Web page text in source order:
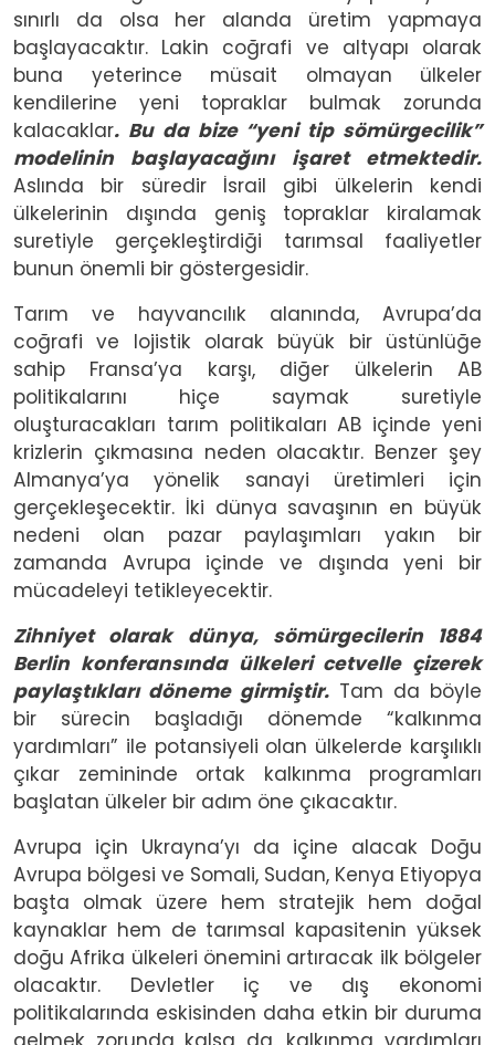
sınırlı da olsa her alanda üretim yapmaya
başlayacaktır. Lakin coğrafi ve altyapı olarak
buna yeterince müsait olmayan ülkeler
kendilerine yeni topraklar bulmak zorunda
kalacaklar. Bu da bize “yeni tip sömürgecilik”
modelinin başlayacağını işaret etmektedir.
Aslında bir süredir İsrail gibi ülkelerin kendi
ülkelerinin dışında geniş topraklar kiralamak
suretiyle gerçekleştirdiği tarımsal faaliyetler
bunun önemli bir göstergesidir.
Tarım ve hayvancılık alanında, Avrupa’da
coğrafi ve lojistik olarak büyük bir üstünlüğe
sahip Fransa’ya karşı, diğer ülkelerin AB
politikalarını hiçe saymak suretiyle
oluşturacakları tarım politikaları AB içinde yeni
krizlerin çıkmasına neden olacaktır. Benzer şey
Almanya’ya yönelik sanayi üretimleri için
gerçekleşecektir. İki dünya savaşının en büyük
nedeni olan pazar paylaşımları yakın bir
zamanda Avrupa içinde ve dışında yeni bir
mücadeleyi tetikleyecektir.
Zihniyet olarak dünya, sömürgecilerin 1884
Berlin konferansında ülkeleri cetvelle çizerek
paylaştıkları döneme girmiştir. Tam da böyle
bir sürecin başladığı dönemde “kalkınma
yardımları” ile potansiyeli olan ülkelerde karşılıklı
çıkar zemininde ortak kalkınma programları
başlatan ülkeler bir adım öne çıkacaktır.
Avrupa için Ukrayna’yı da içine alacak Doğu
Avrupa bölgesi ve Somali, Sudan, Kenya Etiyopya
başta olmak üzere hem stratejik hem doğal
kaynaklar hem de tarımsal kapasitenin yüksek
doğu Afrika ülkeleri önemini artıracak ilk bölgeler
olacaktır. Devletler iç ve dış ekonomi
politikalarında eskisinden daha etkin bir duruma